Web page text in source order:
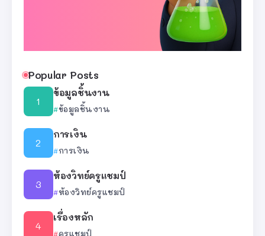
Popular Posts
ข้อมูลชิ้นงาน
ข้อมูลชิ้นงาน
การเงิน
การเงิน
ห้องวิทย์ครูแชมป์
ห้องวิทย์ครูแชมป์
เรื่องหลัก
ครูแชมป์